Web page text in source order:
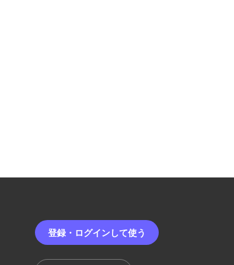
登録・ログインして使う